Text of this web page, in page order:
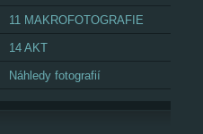
11 MAKROFOTOGRAFIE
14 AKT
Náhledy fotografií